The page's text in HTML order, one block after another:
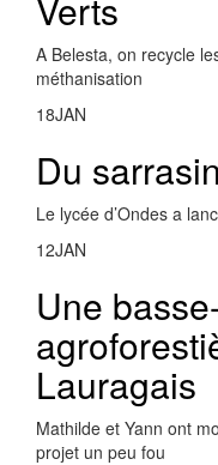
A Belesta, on recycle
méthanisation
18JAN
Du
Le lycée d’Ondes a
12JAN
Une
Lauragais
Mathilde et Yann ont
projet un peu fou